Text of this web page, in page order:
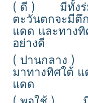
( ดี ) มีทั้งร่ม
ตะวันตกจะมีตึ
แดด และทาง
อย่างดี
( ปานกลาง )
มาทางทิศใต้
แดด